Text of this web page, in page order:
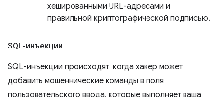
хешированными URL-адресами и
правильной криптографической подписью.
SQL-инъекции
SQL-инъекции происходят, когда хакер может
добавить мошеннические команды в поля
пользовательского ввода, которые выполняет ваша